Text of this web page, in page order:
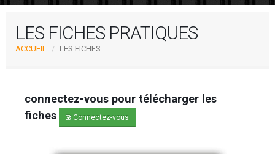
LES FICHES PRATIQUES
ACCUEIL LES FICHES
connectez-vous pour télécharger les
fiches
Connectez-vous